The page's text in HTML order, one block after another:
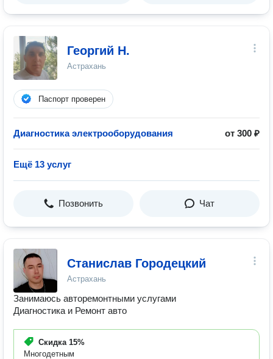
Георгий Н.
Астрахань
Паспорт проверен
Диагностика электрооборудования от 300 ₽
Ещё 13 услуг
Позвонить Чат
Станислав Городецкий
Астрахань
Занимаюсь авторемонтными услугами
Диагностика и Ремонт авто
Скидка 15%
Многодетным